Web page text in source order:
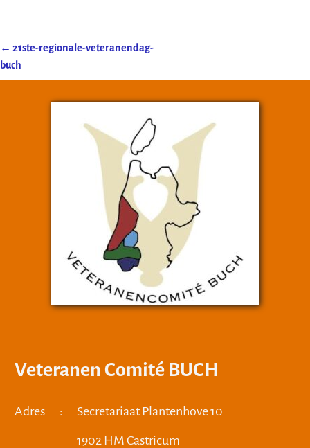
Post navigation
← 21ste-regionale-veteranendag-
buch
Veteranen Comité BUCH
Adres : Secretariaat Plantenhove 10
1902 HM Castricum